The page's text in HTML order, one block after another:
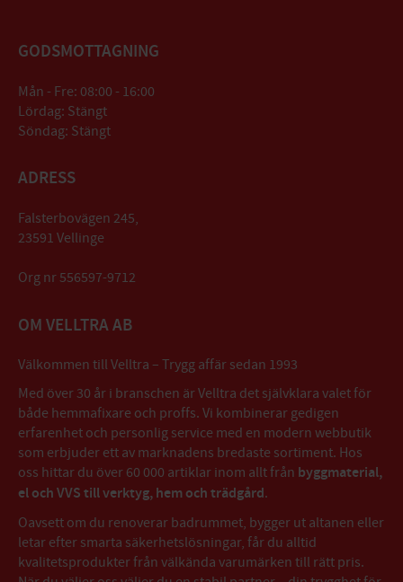
GODSMOTTAGNING
Mån - Fre: 08:00 - 16:00
Lördag: Stängt
Söndag: Stängt
ADRESS
Falsterbovägen 245,
23591 Vellinge
Org nr 556597-9712
OM VELLTRA AB
Välkommen till Velltra – Trygg affär sedan 1993
Med över 30 år i branschen är Velltra det självklara valet för
både hemmafixare och proffs. Vi kombinerar gedigen
erfarenhet och personlig service med en modern webbutik
som erbjuder ett av marknadens bredaste sortiment. Hos
oss hittar du över 60 000 artiklar inom allt från byggmaterial,
el och VVS till verktyg, hem och trädgård.
Oavsett om du renoverar badrummet, bygger ut altanen eller
letar efter smarta säkerhetslösningar, får du alltid
kvalitetsprodukter från välkända varumärken till rätt pris.